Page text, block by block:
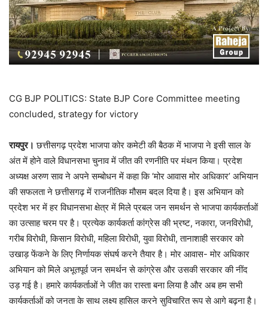
CG BJP POLITICS: State BJP Core Committee meeting
concluded, strategy for victory
रायपुर। छत्तीसगढ़ प्रदेश भाजपा कोर कमेटी की बैठक में भाजपा ने इसी साल के
अंत में होने वाले विधानसभा चुनाव में जीत की रणनीति पर मंथन किया। प्रदेश
अध्यक्ष अरुण साव ने अपने सम्बोधन में कहा कि ‘मोर आवास मोर अधिकार’ अभियान
की सफलता ने छत्तीसगढ़ में राजनीतिक मौसम बदल दिया है। इस अभियान को
प्रदेश भर में हर विधानसभा क्षेत्र में मिले प्रबल जन समर्थन से भाजपा कार्यकर्ताओं
का उत्साह चरम पर है। प्रत्येक कार्यकर्ता कांग्रेस की भ्रष्ट, नकारा, जनविरोधी,
गरीब विरोधी, किसान विरोधी, महिला विरोधी, युवा विरोधी, तानाशाही सरकार को
उखाड़ फेंकने के लिए निर्णायक संघर्ष करने तैयार है। मोर आवास- मोर अधिकार
अभियान को मिले अभूतपूर्व जन समर्थन से कांग्रेस और उसकी सरकार की नींद
उड़ गई है। हमारे कार्यकर्ताओं ने जीत का रास्ता बना लिया है और अब हम सभी
कार्यकर्ताओं को जनता के साथ लक्ष्य हासिल करने सुविचारित रूप से आगे बढ़ना है।